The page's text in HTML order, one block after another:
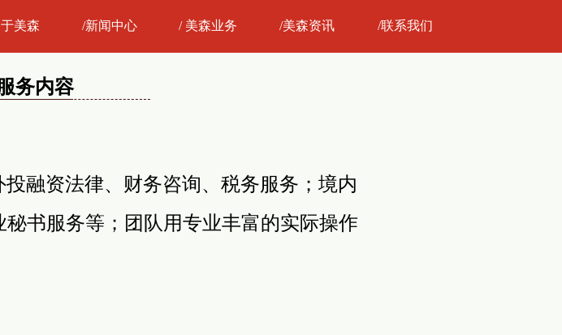
美森 /新闻中心 / 美森业务 /美森资讯 /联系我们
务内容
融资法律、财务咨询、税务服务；境内
书服务等；团队用专业丰富的实际操作